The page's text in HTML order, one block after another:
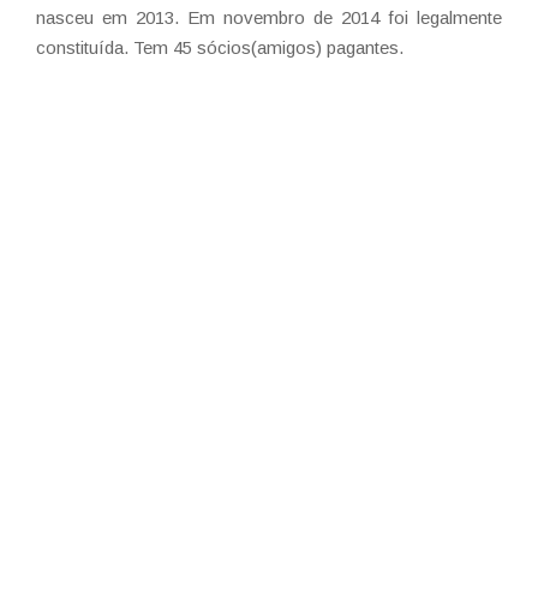
nasceu em 2013. Em novembro de 2014 foi legalmente
constituída. Tem 45 sócios(amigos) pagantes.